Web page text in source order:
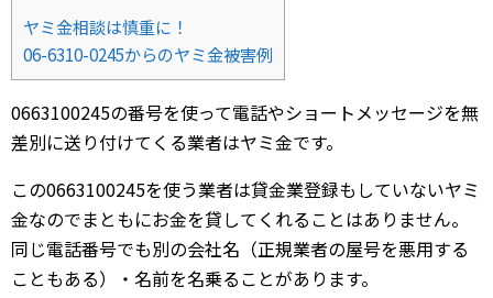
ヤミ金相談は慎重に！
06-6310-0245からのヤミ金被害例
0663100245の番号を使って電話やショートメッセージを無
差別に送り付けてくる業者はヤミ金です。
この0663100245を使う業者は貸金業登録もしていないヤミ
金なのでまともにお金を貸してくれることはありません。
同じ電話番号でも別の会社名（正規業者の屋号を悪用する
こともある）・名前を名乗ることがあります。